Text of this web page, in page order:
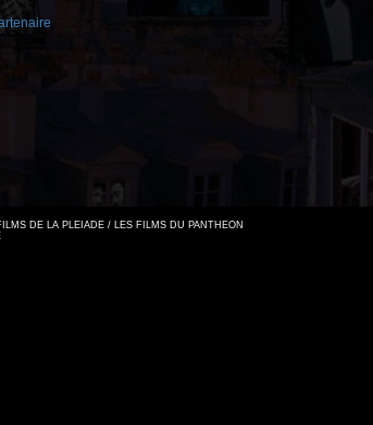
DE LA PLEIADE / LES FILMS DU PANTHEON